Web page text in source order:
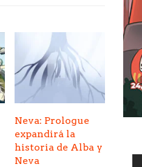
Neva: Prologue
expandirá la
historia de Alba y
Neva